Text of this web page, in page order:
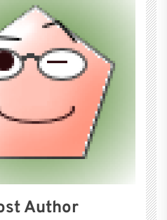
Author